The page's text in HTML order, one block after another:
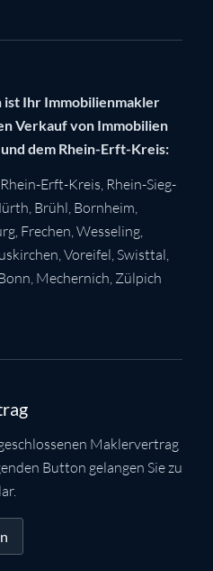
ist Ihr Immobilienmakler
Verkauf von Immobilien
dem Rhein-Erft-Kreis:
Rhein-Erft-Kreis, Rhein-Sieg-
, Brühl, Bornheim,
, Frechen,Wesseling,
, Voreifel, Swisttal,
, Mechernich, Zülpich
Maklervertrag
Button gelangen Sie zu